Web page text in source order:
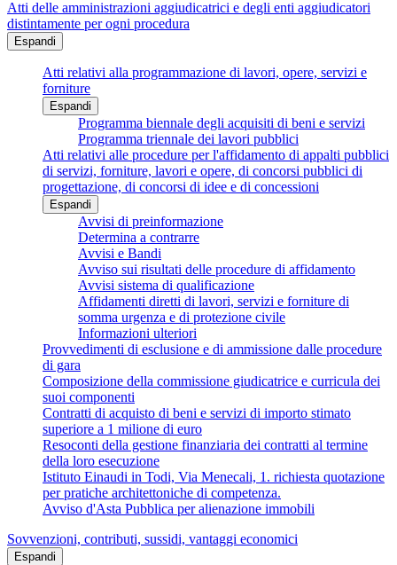
Atti delle amministrazioni aggiudicatrici e degli enti aggiudicatori
distintamente per ogni procedura
Espandi
Atti relativi alla programmazione di lavori, opere, servizi e
forniture
Espandi
Programma biennale degli acquisiti di beni e servizi
Programma triennale dei lavori pubblici
Atti relativi alle procedure per l'affidamento di appalti pubblici
di servizi, forniture, lavori e opere, di concorsi pubblici di
progettazione, di concorsi di idee e di concessioni
Espandi
Avvisi di preinformazione
Determina a contrarre
Avvisi e Bandi
Avviso sui risultati delle procedure di affidamento
Avvisi sistema di qualificazione
Affidamenti diretti di lavori, servizi e forniture di
somma urgenza e di protezione civile
Informazioni ulteriori
Provvedimenti di esclusione e di ammissione dalle procedure
di gara
Composizione della commissione giudicatrice e curricula dei
suoi componenti
Contratti di acquisto di beni e servizi di importo stimato
superiore a 1 milione di euro
Resoconti della gestione finanziaria dei contratti al termine
della loro esecuzione
Istituto Einaudi in Todi, Via Menecali, 1. richiesta quotazione
per pratiche architettoniche di competenza.
Avviso d'Asta Pubblica per alienazione immobili
Sovvenzioni, contributi, sussidi, vantaggi economici
Espandi